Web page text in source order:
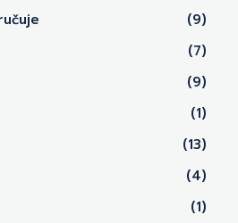
(9)
(7)
(9)
(1)
(13)
(4)
(1)